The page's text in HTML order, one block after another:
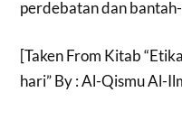
perdebatan dan
[Taken From Kitab
hari” By : Al-Qismu Al-